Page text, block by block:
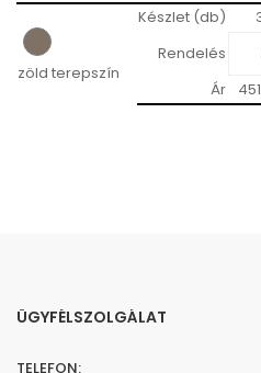
zöld terepszín
Készlet (db)
Rendelés
Ár
ÜGYFÉLSZOLGÁLAT
TELEFON: